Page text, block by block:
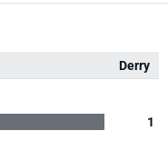
Derry
1